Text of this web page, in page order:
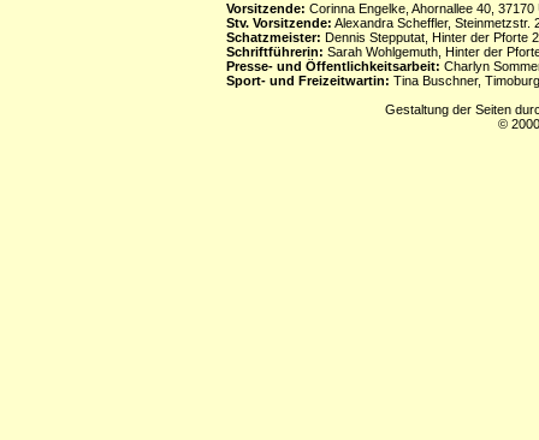
Vorsitzende: Corinna Engelke, Ahornallee 40,
Stv. Vorsitzende: Alexandra Scheffler, Steinmetzstr.
Schatzmeister: Dennis Stepputat, Hinter der Pforte
Schriftführerin: Sarah Wohlgemuth, Hinter der
Presse- und Öffentlichkeitsarbeit: Charlyn
Sport- und Freizeitwartin: Tina Buschner,
Gestaltung der Seiten
©